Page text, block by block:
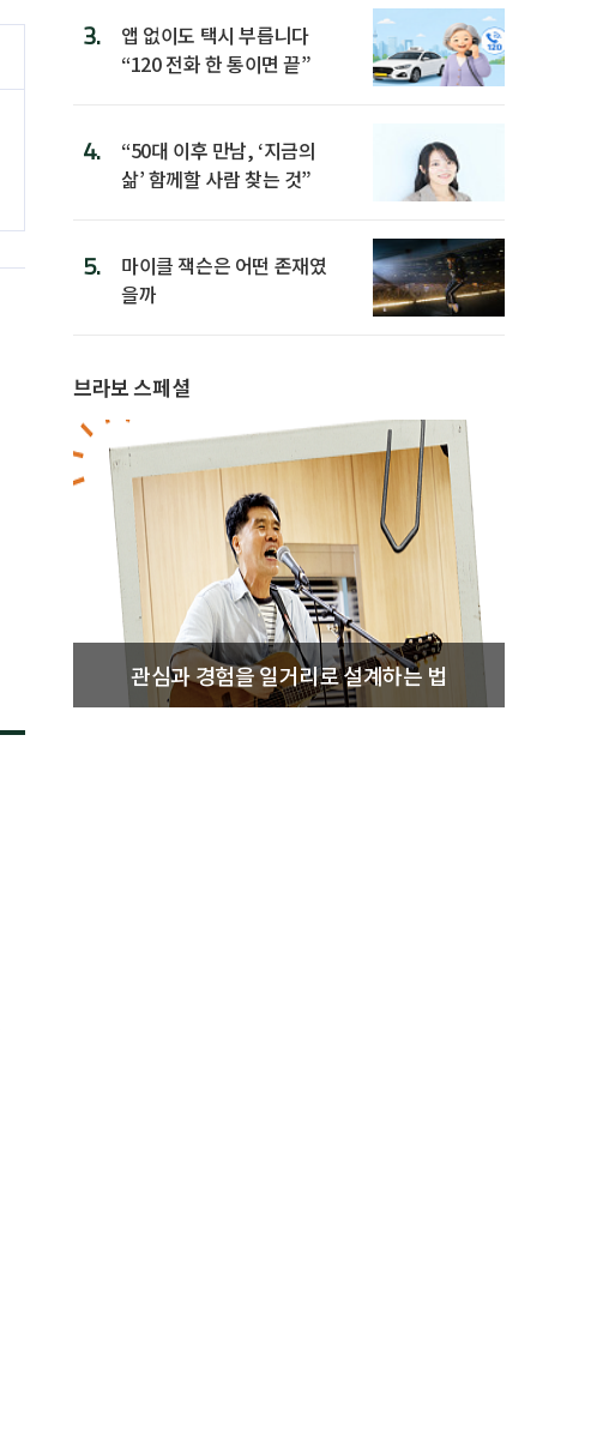
3.
앱 없이도 택시 부릅니다
“120 전화 한 통이면 끝”
4.
“50대 이후 만남, ‘지금의
삶’ 함께할 사람 찾는 것”
5.
마이클 잭슨은 어떤 존재였
을까
브라보 스페셜
관심과 경험을 일거리로 설계하는 법